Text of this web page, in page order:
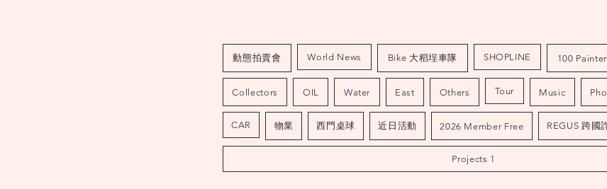
動態拍賣會 World News Bike 大稻埕車隊 SHOPLINE 100
Collectors OIL Water East Others Tour Music
CAR 物業 西門桌球 近日活動 2026 Member Free REGUS 跨國
Projects 1